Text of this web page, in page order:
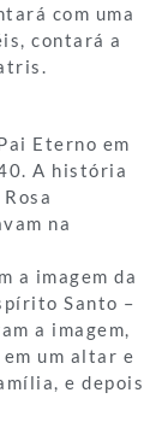
com uma
contará a
Eterno em
A história
na
a imagem da
Santo –
a imagem,
um altar e
e depois